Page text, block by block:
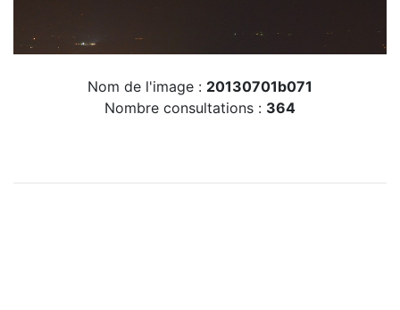
Nom de l'image : 20130701b071
Nombre consultations : 364